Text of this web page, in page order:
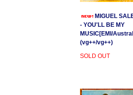
MIGUEL
- YOU'LL BE MY
MUSIC[EMI/
(vg++/vg++)
SOLD OUT